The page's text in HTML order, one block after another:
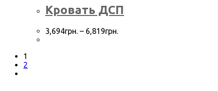
Кровать ДСП
3,694грн. – 6,819грн.
1
2